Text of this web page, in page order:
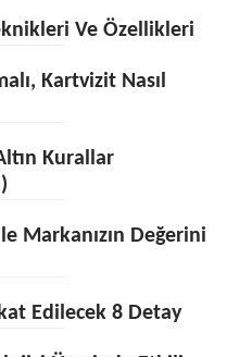
Ve Özellikleri
Kartvizit Nasıl
Kurallar
Markanızın Değerini
Edilecek 8 Detay